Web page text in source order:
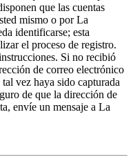
que las cuentas
mismo o por La
identificarse; esta
el proceso de registro.
Si no recibió
de correo electrónico
vez haya sido capturada
de que la dirección de
envíe un mensaje a La